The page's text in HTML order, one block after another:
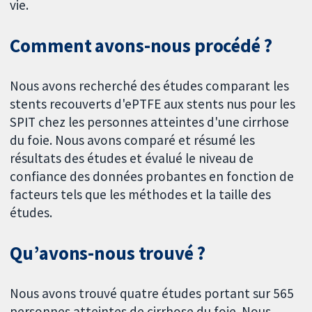
vie.
Comment avons-nous procédé ?
Nous avons recherché des études comparant les
stents recouverts d'ePTFE aux stents nus pour les
SPIT chez les personnes atteintes d'une cirrhose
du foie. Nous avons comparé et résumé les
résultats des études et évalué le niveau de
confiance des données probantes en fonction de
facteurs tels que les méthodes et la taille des
études.
Qu’avons-nous trouvé ?
Nous avons trouvé quatre études portant sur 565